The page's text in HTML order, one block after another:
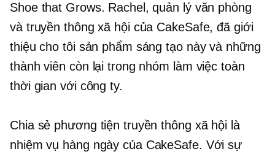
Shoe that Grows. Rachel, quản lý văn phòng
và truyền thông xã hội của CakeSafe, đã giới
thiệu cho tôi sản phẩm sáng tạo này và những
thành viên còn lại trong nhóm làm việc toàn
thời gian với công ty.
Chia sẻ phương tiện truyền thông xã hội là
nhiệm vụ hàng ngày của CakeSafe. Với sự